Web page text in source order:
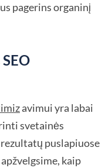
pagerins organinį
avimui yra labai
svetainės
puslapiuose
kaip